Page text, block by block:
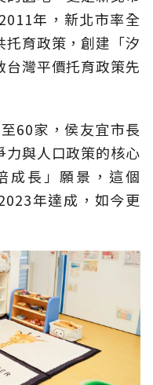
年，新北市率全
育政策，創建「汐
灣平價托育政策先
60家，侯友宜市長
與人口政策的核心
成長」願景，這個
年達成，如今更